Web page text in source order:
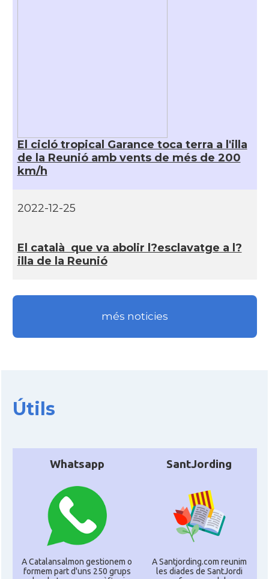
El cicló tropical Garance toca terra a l'illa
de la Reunió amb vents de més de 200
km/h
2022-12-25
El català que va abolir l?esclavatge a l?
illa de la Reunió
més noticies
Útils
Whatsapp
A Catalansalmon gestionem o
formem part d'uns 250 grups
SantJording
A Santjording.com reunim
les diades de SantJordi